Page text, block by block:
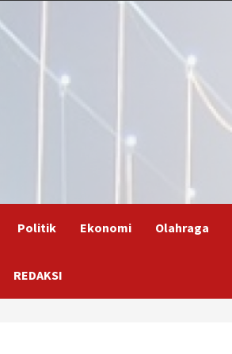
Politik Ekonomi Olahraga
REDAKSI